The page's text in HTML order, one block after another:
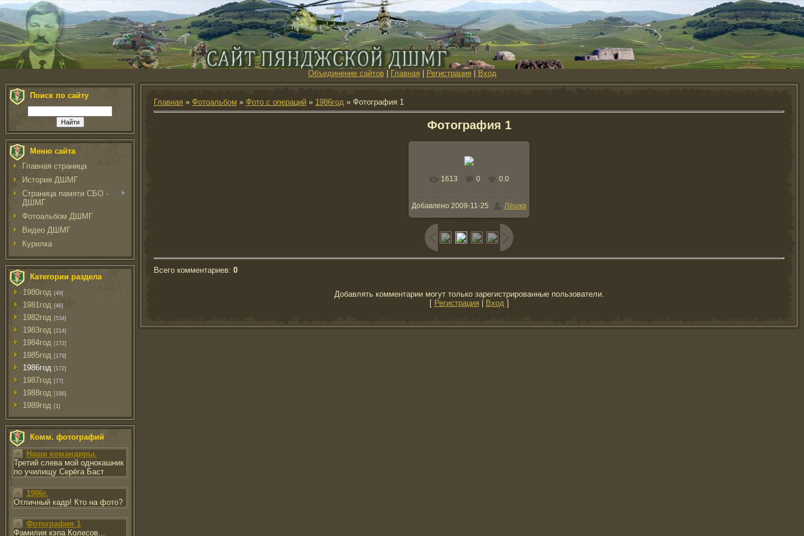
Объединение сайтов| Главная Регистрация Вход
Поиск по сайту
Меню сайта
Главная страница
История ДШМГ
Страница памяти СБО -
ДШМГ
Фотоальбом ДШМГ
Видео ДШМГ
Курилка
Категории раздела
1980год [49]
1981год [46]
1982год [534]
1983год [214]
1984год [172]
1985год [179]
1986год [172]
1987год [77]
1988год [186]
1989год [1]
Комм. фотографий
Наши командиры.
Третий слева мой однокашник
по училищу Серёга Баст
1986г.
Отличный кадр! Кто на фото?
Фотография 1
Фамилия кэпа Колесов...
Главная » Фотоальбом » Фото с операций » 1986год » Фотография 1
Фотография 1
В реальном размере
1056x1500/ 562.1Kb
1613 0 0.0
Добавлено 2009-11-25 Лёшка
Всего комментариев: 0
Добавлять комментарии могут только зарегистрированные пользователи.
[ Регистрация Вход]